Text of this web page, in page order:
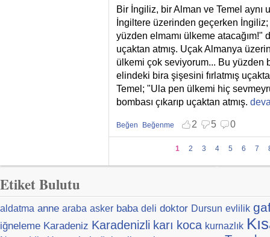
Bir İngiliz, bir Alman ve Temel aynı
İngiltere üzerinden geçerken
yüzden elmamı ülkeme atacağım!"
uçaktan atmış. Uçak Almanya
ülkemi çok seviyorum... Bu yüzden
elindeki bira şişesini fırlatmış
Temel; "Ula pen ülkemi hiç
bombası çıkarıp uçaktan atmış.
Beğen
Beğenmekten vazgeç
Beğenme
Beğenmemekten vazgeç
2 5 0
1 2 3 4 5 6 7
Etiket Bulutu
aldatma anne araba asker baba deli doktor Dursun evlilik
iğneleme Karadeniz Karadenizli karı koca kurnazlık